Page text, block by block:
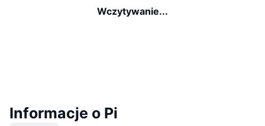
Wczytywanie...
Informacje o Pi